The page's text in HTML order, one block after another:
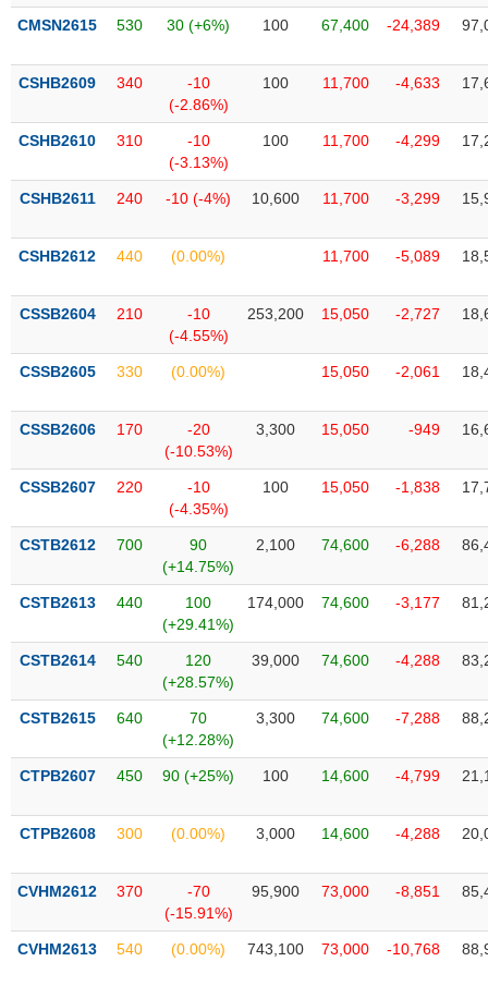
liệu
Tâm
lý
CMSN2615 530 30 (+6%) 100 67,400 -24,389
CSHB2609 340
-10
(-2.86%)
100 11,700 -4,633
CSHB2610 310
-10
(-3.13%)
100 11,700 -4,299
CSHB2611 240 -10 (-4%) 10,600 11,700 -3,299
CSHB2612 440 (0.00%) 11,700 -5,089
CSSB2604 210
-10
(-4.55%)
253,200 15,050 -2,727
CSSB2605 330 (0.00%) 15,050 -2,061
CSSB2606 170
-20
(-10.53%)
3,300 15,050 -949
CSSB2607 220
-10
(-4.35%)
100 15,050 -1,838
CSTB2612 700
90
(+14.75%)
2,100 74,600 -6,288
CSTB2613 440
100
(+29.41%)
174,000 74,600 -3,177
CSTB2614 540
120
(+28.57%)
39,000 74,600 -4,288
CSTB2615 640
70
(+12.28%)
3,300 74,600 -7,288
CTPB2607 450 90 (+25%) 100 14,600 -4,799
CTPB2608 300 (0.00%) 3,000 14,600 -4,288
CVHM2612 370
-70
(-15.91%)
95,900 73,000 -8,851
CVHM2613 540 (0.00%) 743,100 73,000 -10,768
TIÊU
KHÔNG
YẾU
TIÊU
DÙNG
CHĂM
SÓC
KHỎE
CÔNG
THÔNG
DỊCH